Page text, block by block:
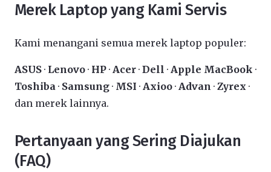
Merek Laptop yang Kami Servis
Kami menangani semua merek laptop populer:
ASUS · Lenovo · HP · Acer · Dell · Apple MacBook ·
Toshiba · Samsung · MSI · Axioo · Advan · Zyrex ·
dan merek lainnya.
Pertanyaan yang Sering Diajukan
(FAQ)